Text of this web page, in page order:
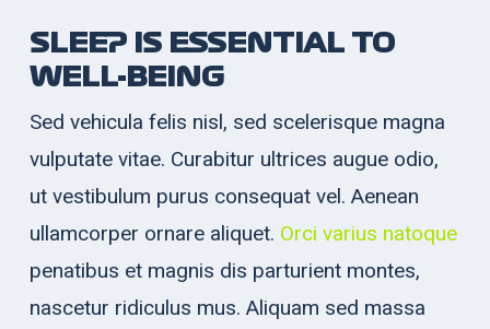
SLEEP IS ESSENTIAL TO
WELL-BEING
Sed vehicula felis nisl, sed scelerisque magna
vulputate vitae. Curabitur ultrices augue odio,
ut vestibulum purus consequat vel. Aenean
ullamcorper ornare aliquet. Orci varius natoque
penatibus et magnis dis parturient montes,
nascetur ridiculus mus. Aliquam sed massa